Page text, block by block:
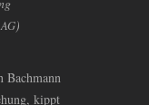
AG)
Bachmann
kippt